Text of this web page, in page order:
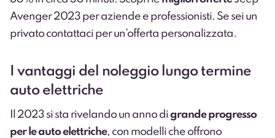
Avenger 2023 peraziende e professionisti. Se sei un
privatocontattaci per un’offerta personalizzata.
I vantaggi del noleggio lungo termine
auto elettriche
Il 2023 si sta rivelando un anno digrande progresso
per le auto elettriche, con modelli che offrono